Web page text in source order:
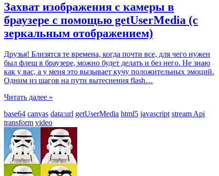
Захват изображения с камеры в
браузере с помощью getUserMedia (с
зеркальным отображением)
Друзья! Близятся те времена, когда почти все, для чего нужен
был флеш в браузере, можно будет делать и без него. Не знаю
как у вас, а у меня это вызывает кучу положительных эмоций.
Одним из шагов на пути вытеснения flash…
Читать далее »
base64 canvas data:url getUserMedia html5 javascript stream Api
transform video